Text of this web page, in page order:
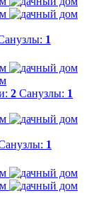
1
2 Санузлы: 1
1